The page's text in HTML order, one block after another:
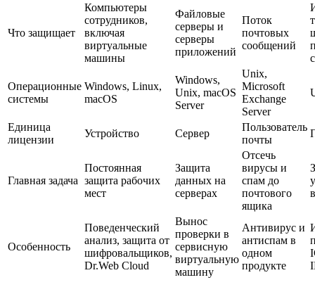
Что защищает
Компьютеры
сотрудников,
включая
виртуальные
машины
Файловые
серверы и
серверы
приложений
Поток
почтовых
сообщений
Операционные
системы
Windows, Linux,
macOS
Windows,
Unix, macOS
Server
Unix,
Microsoft
Exchange
Server
Единица
лицензии
Устройство Сервер
Пользователь
почты
Главная задача
Постоянная
защита рабочих
мест
Защита
данных на
серверах
Отсечь
вирусы и
спам до
почтового
ящика
Особенность
Поведенческий
анализ, защита от
шифровальщиков,
Dr.Web Cloud
Вынос
проверки в
сервисную
виртуальную
машину
Антивирус и
антиспам в
одном
продукте